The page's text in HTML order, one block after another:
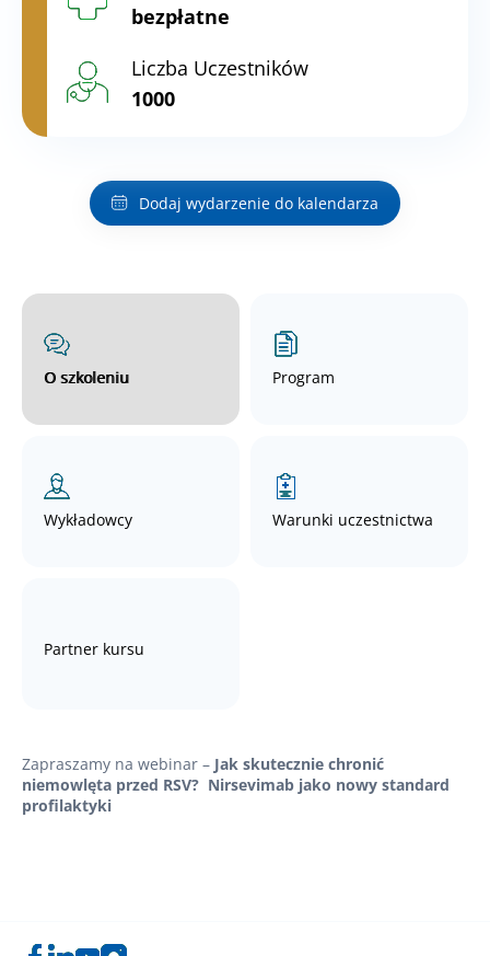
bezpłatne
Liczba Uczestników
1000
Dodaj wydarzenie do kalendarza
O szkoleniu Program
Wykładowcy Warunki uczestnictwa
Partner kursu
Zapraszamy na webinar – Jak skutecznie chronić
niemowlęta przed RSV? Nirsevimab jako nowy standard
profilaktyki